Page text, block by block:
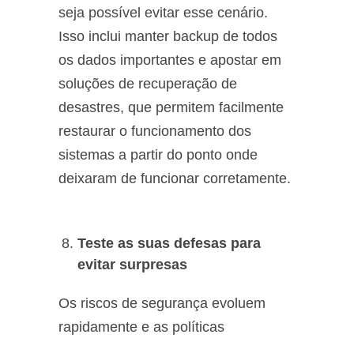
seja possível evitar esse cenário.
Isso inclui manter backup de todos
os dados importantes e apostar em
soluções de recuperação de
desastres, que permitem facilmente
restaurar o funcionamento dos
sistemas a partir do ponto onde
deixaram de funcionar corretamente.
Teste as suas defesas para
evitar surpresas
Os riscos de segurança evoluem
rapidamente e as políticas